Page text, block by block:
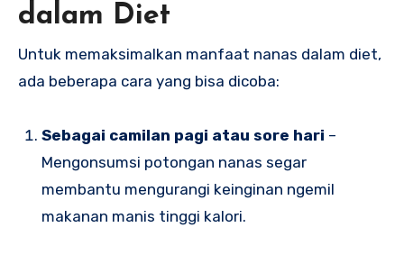
dalam Diet
Untuk memaksimalkan manfaat nanas dalam diet,
ada beberapa cara yang bisa dicoba:
Sebagai camilan pagi atau sore hari –
Mengonsumsi potongan nanas segar
membantu mengurangi keinginan ngemil
makanan manis tinggi kalori.